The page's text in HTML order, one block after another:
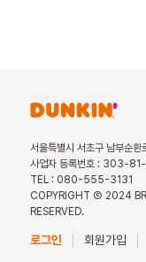
서울특별시 서초구 남부순
사업자 등록번호 : 303-
TEL : 080-555-3131
COPYRIGHT Ⓒ 2024
RESERVED.
로그인 회원가입